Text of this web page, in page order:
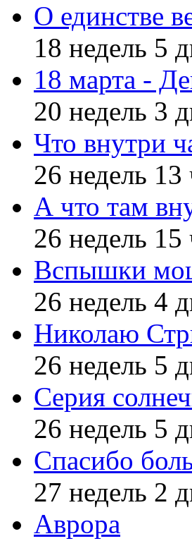
О единстве
18 недель 5
18 марта -
20 недель 3
Что внутри
26 недель 13
А что там
26 недель 15
Вспышки
26 недель 4
Николаю
26 недель 5
Серия
26 недель 5
Спасибо
27 недель 2
Аврора